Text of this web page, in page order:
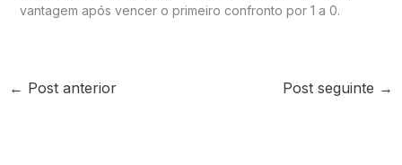
vantagem após vencer o primeiro confronto por 1 a 0.
← Post anterior Post seguinte →